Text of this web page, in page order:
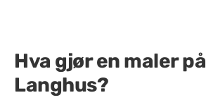
Hva gjør en maler på
Langhus?